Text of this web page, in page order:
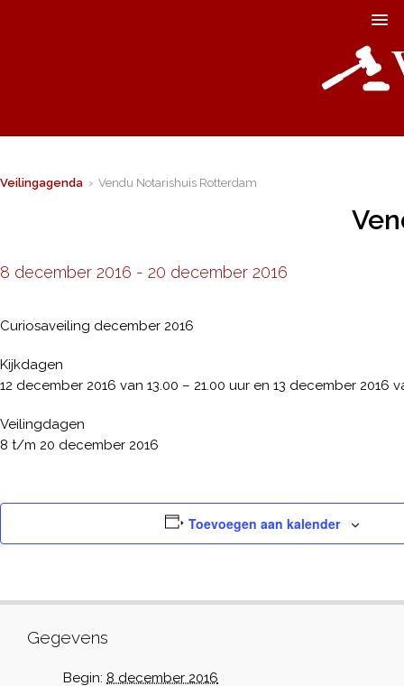
Veilingagenda › Vendu Notarishuis Rotterdam
8 december 2016 - 20 december 2016
Curiosaveiling december 2016
Kijkdagen
12 december 2016 van 13.00 – 21.00 uur en 13 december 2016
Veilingdagen
8 t/m 20 december 2016
Toevoegen aan kalender
Gegevens
Begin: 8 december 2016